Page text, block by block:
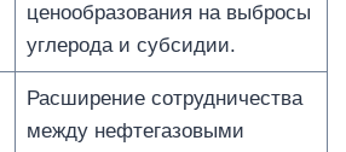
ценообразования на выбросы
углерода и субсидии.
Расширение сотрудничества
между нефтегазовыми